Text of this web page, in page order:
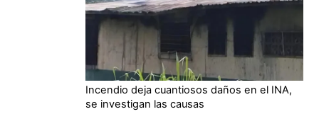
Incendio deja cuantiosos daños en el INA,
se investigan las causas